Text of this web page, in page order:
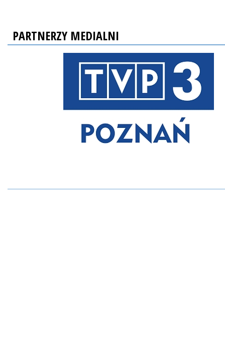
PARTNERZY MEDIALNI